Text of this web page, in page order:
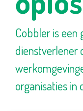
Cobbler is een
dienstverlener
organisaties in